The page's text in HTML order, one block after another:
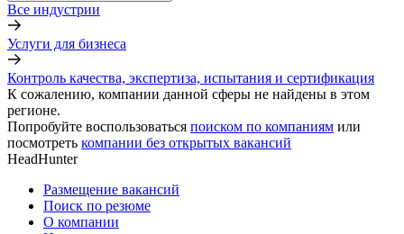
Все индустрии
Услуги для бизнеса
Контроль качества, экспертиза, испытания и сертификация
К сожалению, компании данной сферы не найдены в этом
регионе.
Попробуйте воспользоваться поиском по компаниям или
посмотреть компании без открытых вакансий
HeadHunter
Размещение вакансий
Поиск по резюме
О компании